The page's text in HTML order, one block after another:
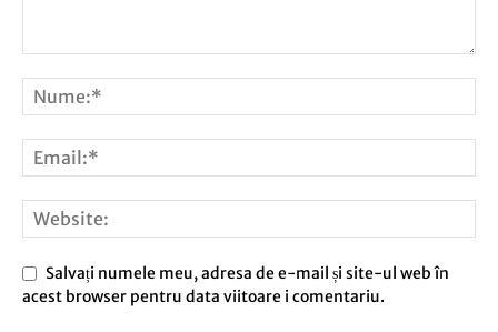
Salvați numele meu, adresa de e-mail și site-ul web în
acest browser pentru data viitoare i comentariu.